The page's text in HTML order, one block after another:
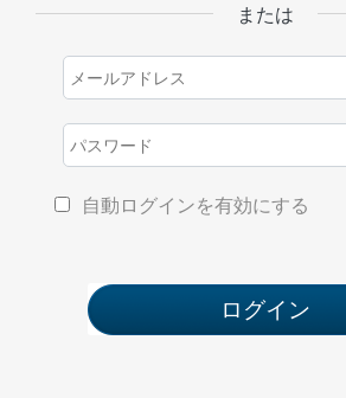
または
自動ログインを有効にする